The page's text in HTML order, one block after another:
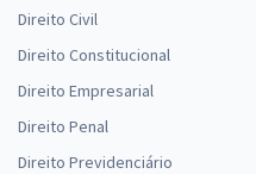
Direito Civil
Direito Constitucional
Direito Empresarial
Direito Penal
Direito Previdenciário